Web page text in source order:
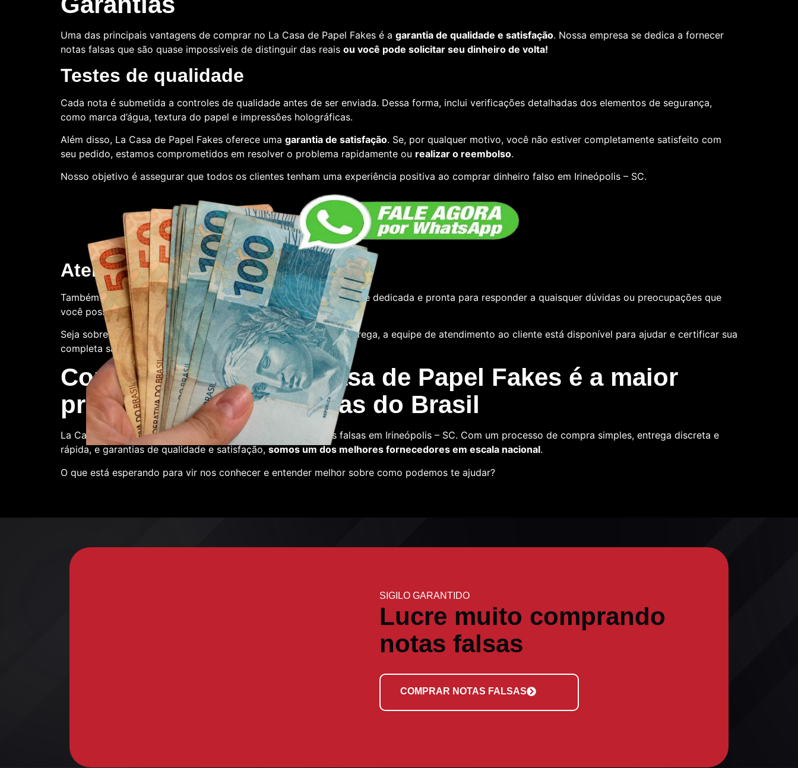
Uma das principais vantagens de comprar no La Casa de Papel Fakes é a garantia de qualidade e satisfação. Nossa empresa se dedica a fornecer
notas falsas que são quase impossíveis de distinguir das reais ou você pode solicitar seu dinheiro de volta!
Testes de qualidade
Cada nota é submetida a controles de qualidade antes de ser enviada. Dessa forma, inclui verificações detalhadas dos elementos de segurança,
como marca d’água, textura do papel e impressões holográficas.
Além disso, La Casa de Papel Fakes oferece uma garantia de satisfação. Se, por qualquer motivo, você não estiver completamente satisfeito com
seu pedido, estamos comprometidos em resolver o problema rapidamente ou realizar o reembolso.
Nosso objetivo é assegurar que todos os clientes tenham uma experiência positiva ao comprar dinheiro falso em Irineópolis – SC.
Atendimento ao cliente
Também oferecemos suporte ao cliente. Contamos com uma equipe dedicada e pronta para responder a quaisquer dúvidas ou preocupações que
você possa ter.
Seja sobre o processo de compra, a qualidade das notas ou a entrega, a equipe de atendimento ao cliente está disponível para ajudar e certificar sua
completa satisfação.
Compre conosco: La Casa de Papel Fakes é a maior
produtora de notas falsas do Brasil
La Casa de Papel Fakes é o melhor lugar para comprar notas falsas em Irineópolis – SC. Com um processo de compra simples, entrega discreta e
rápida, e garantias de qualidade e satisfação, somos um dos melhores fornecedores em escala nacional.
O que está esperando para vir nos conhecer e entender melhor sobre como podemos te ajudar?
SIGILO GARANTIDO
Lucre muito comprando
notas falsas
COMPRAR NOTAS FALSAS